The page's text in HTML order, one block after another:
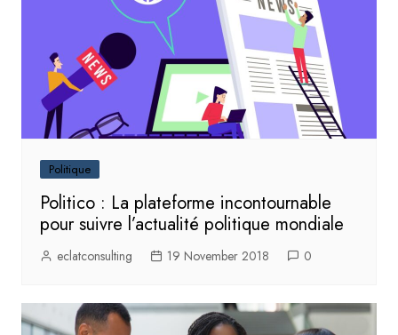
Politique
Politico : La plateforme incontournable
pour suivre l’actualité politique mondiale
eclatconsulting 19 November 2018 0